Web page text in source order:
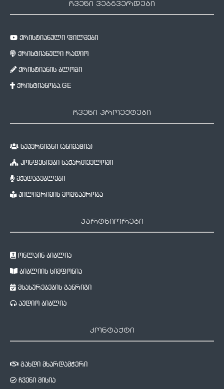
ჩვენი ვებგვერდები
ქრისტიანული ფილმები
ქრისტიანული რადიო
ქრისტიანის ბლოგი
ქრისტიანობა.GE
ჩვენი პროექტები
სუპერწიგნი (ანიმაცია)
კონფესიები საქართველოში
მქადაგებლები
პილიგრიმის მოგზაურობა
პარტნიორები
ონლაინ ბიბლია
ბიბლიის სიმფონია
მსახურებების განრიგი
აუდიო ბიბლია
კონტაქტი
გახდი მხარდამჭერი
ჩვენი მისია